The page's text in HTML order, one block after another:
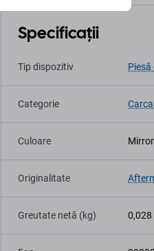
Specificații
Tip dispozitiv
Categorie
Culoare
Originalitate
Greutate netă (kg) 0,028